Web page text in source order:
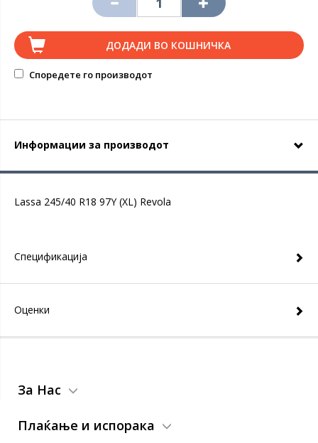
ДОДАДИ ВО КОШНИЧКА
Споредете го производот
Информации за производот
Lassa 245/40 R18 97Y (XL) Revola
Спецификација
Оценки
За Нас
Плаќање и испорака